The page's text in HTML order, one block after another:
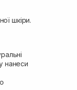
шкіри.
нанеси